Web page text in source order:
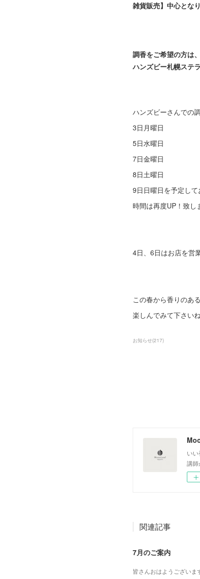
雑貨販売】中心となり
調香をご希望の方は
ハンズビー札幌ステ
ハンズビーさんでの
3日月曜日
5日水曜日
7日金曜日
8日土曜日
9日日曜日を予定して
時間は再度UP！致し
4日、6日はお店を営
この春から香りのあ
楽しんでみて下さい
お知らせ(217)
い
講
関連記事
7月のご案内
皆さんおはようござい